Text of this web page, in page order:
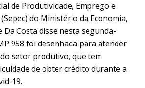
de Produtividade, Emprego e
do Ministério da Economia,
Da Costa disse nesta segunda-
958 foi desenhada para atender
setor produtivo, que tem
de obter crédito durante a
19.